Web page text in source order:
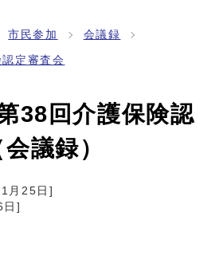
市民参加 会議録
定審査会
38回介護保険認
議録）
月25日 ]
]